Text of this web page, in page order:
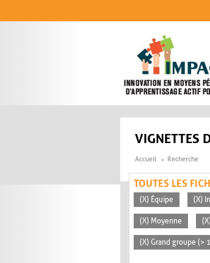
VIGNETTES
Accueil Recherche
TOUTES LES
(X) Équipe (X)
(X) Moyenne
(X) Grand groupe (>